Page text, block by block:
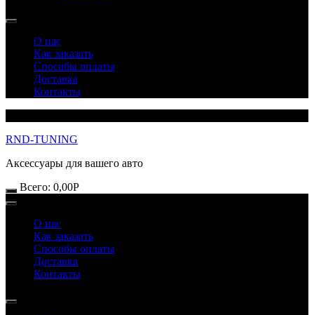
О нас
Как заказать
Способы оплаты
Доставка
Контакты
RND-TUNING
Аксессуары для вашего авто
Всего: 0,00Р
О нас
Как заказать
Способы оплаты
Доставка
Контакты